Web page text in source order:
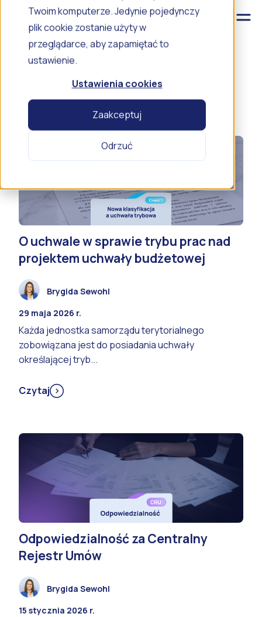
Twoim komputerze. Jedynie pojedynczy
plik cookie zostanie użyty w
przeglądarce, aby zapamiętać to
ustawienie.
Ustawienia cookies
Zaakceptuj
Odrzuć
Blog
O uchwale w sprawie trybu prac nad
projektem uchwały budżetowej
Brygida Sewohl
29 maja 2026 r.
Każda jednostka samorządu terytorialnego
zobowiązana jest do posiadania uchwały
określającej tryb...
Czytaj
Odpowiedzialność za Centralny
Rejestr Umów
Brygida Sewohl
15 stycznia 2026 r.